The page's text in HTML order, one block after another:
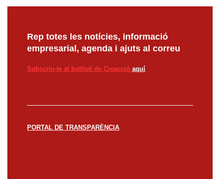
Rep totes les notícies, informació
empresarial, agenda i ajuts al correu
Subscriu-te al butlletí de Creacció aquí
PORTAL DE TRANSPARÈNCIA